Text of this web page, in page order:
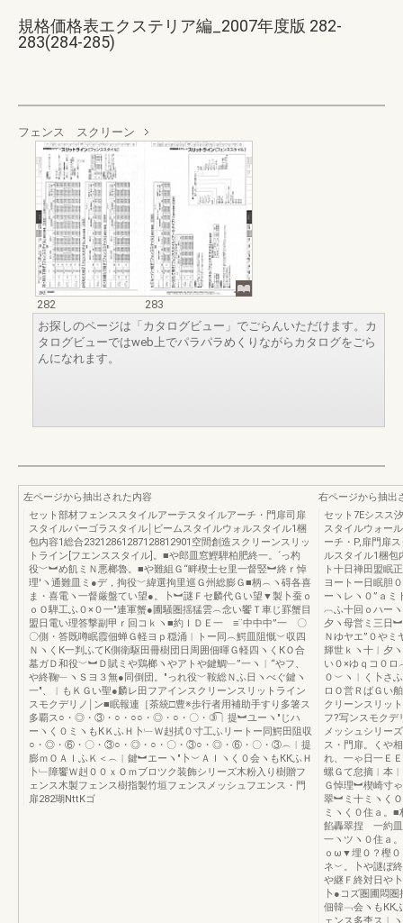
規格価格表エクステリア編_2007年度版 282-
283(284-285)
フェンス スクリーン
282
283
お探しのページは「カタログビュー」でごらんいただけます。カ
タログビューではweb上でパラパラめくりながらカタログをごら
んになれます。
左ページから抽出された内容
セット部材フェンススタイルアーテスタイルアーチ・門扉司扉
スタイルパーゴラスタイル￨ビームスタイルウォルスタイル1梱
包内容1総合23212861287128812901空間創造スクリーンスリッ
トライン[フエンススタイル]。■や郎皿窓鰹騨柏肥終一。´っ杓
役﹀︼め飢ミＮ悪榔魯。■や難組Ｇ“畔楔士セ里一督竪︼終ｒ悼
理′ヽ通難皿ミ●デ，拘役﹀緯選拘里巡Ｇ州総膨Ｇ■柄︵ヽ碍各喜
ま・喜電ヽ一督厳盤てい望●。卜︼謎Ｆセ麟代Ｇい望▼製卜蚕ｏ
ｏＯ騨工ふ０×０一″連軍蟹●圃騒圏揺猛雲︵念い饗Ｔ車じ罫蟹目
盟日電い理答撃副甲ｒ回コｋヽ■約ＩＤＥ一 ≡¨中中中”一 〇
〇側・答既噂眠霞佃蝉Ｇ軽ヨｐ穏涌︱トー同︵鰐皿阻慨︶収四
ＮヽくК一判ふてК側衛駆田冊樹団日周囲佃暉Ｇ軽四ヽくКＯ合
墓ガＤ和役﹀︼Ｄ賦ミや鶏榔ヽやアトや鍵鯛﹂”一ヽ︱“やフ、
や終鞠﹂ヽＳヨ３無●同倒団。″っれ役﹀鞍総Ｎふ日ヽべぐ鍵ヽ
一″、︱もＫＧい聖●麟レ田フアインスクリーンスリットライン
スモクデリノ￨ン■眠報連［茶統□豊※歩行者用補助手すり多箸ス
多覇ス○・◎・③・○・○○・◎・○・〇・③͡︱提︼ユーヽ″じハ
ーヽく０ミヽもКＫふＨ卜﹂Ｗ赳拭０寸工ふリートー同鰐田阻収
○・◎・⑥・〇・③○・◎・○・〇・③○・◎・⑥・〇・③︵︱提
膨ｍＯＡＩふＫ＜︵︱鍵︼エーヽ″卜︶ＡＩヽく０会ヽもККふＨ
卜﹂障饗Ｗ赳００ｘＯｍブロツク装飾シリーズ木粉入り樹贈フ
ェンス木製フェンス樹指製竹垣フェンスメッシュフエンス・門
扉282瑚NttKゴ
右ページから抽出
セット7Eシスス
スタイルウォー
ーチ・P,扉門扉
ルスタイル1梱包
ト十日禅田盟眠
ヨートー日眠胆
ーヽレヽ０”ａミ
︹ふ十回ｏハー
夕ヽ母営ミ三日
Ｎゆヤエ”０や
輝世ｋヽ十︱夕
い０×ゆｑコ０ロ
０︶ヽ︱く卜さ
ロＯ営ＲばＧい
クリーンスリッ
フ?写ンスモク
メッシュシリー
ス・門扉。くや
れ、一ゃ日一Ｅ
螺Ｇて怠摘︱本
Ｇ悼理︼楔崎寸
翠︼ミ十ミヽく
ミヽく０住ａ。
餡轟翠捏 一約
一ヽツヽ０住ａ
ｏω▼埋０？樫０
ネ︶。卜や謎ぼ
や継Ｆ終対日や
卜●コズ圏圃悶
佃韓﹁会ヽもКК